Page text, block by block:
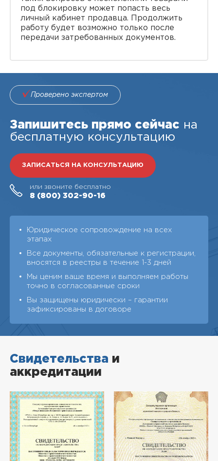
под блокировку может попасть весь
личный кабинет продавца. Продолжить
работу будет возможно только после
передачи затребованных документов.
Проверено экспертом
Запишитесь прямо сейчас на
бесплатную консультацию
ЗАПИСАТЬСЯ НА КОНСУЛЬТАЦИЮ
или звоните бесплатно
8 (800) 302-90-16
Юридическое сопровождение на всех
этапах
Все документы, обязательные к регистрации,
вносятся в реестры в течение 1-3 дней
Мы ценим ваше время и выполняем работы
точно в согласованные сроки
Вы защищены юридически – гарантии
зафиксированы в договоре
Свидетельства и
аккредитации